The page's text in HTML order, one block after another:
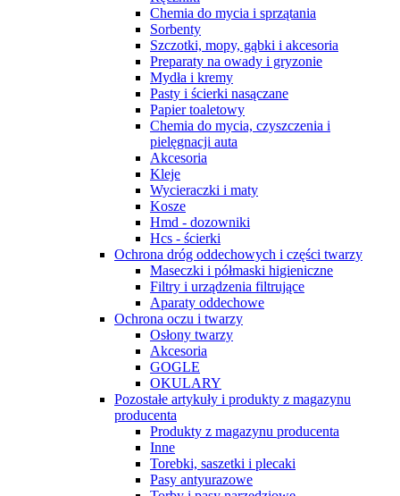
Chemia do mycia i sprzątania
Sorbenty
Szczotki, mopy, gąbki i akcesoria
Preparaty na owady i gryzonie
Mydła i kremy
Pasty i ścierki nasączane
Papier toaletowy
Chemia do mycia, czyszczenia i
pielęgnacji auta
Akcesoria
Kleje
Wycieraczki i maty
Kosze
Hmd - dozowniki
Hcs - ścierki
Ochrona dróg oddechowych i części twarzy
Maseczki i półmaski higieniczne
Filtry i urządzenia filtrujące
Aparaty oddechowe
Ochrona oczu i twarzy
Osłony twarzy
Akcesoria
GOGLE
OKULARY
Pozostałe artykuły i produkty z magazynu
producenta
Produkty z magazynu producenta
Inne
Torebki, saszetki i plecaki
Pasy antyurazowe